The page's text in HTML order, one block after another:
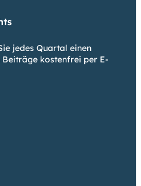
jedes Quartal einen
kostenfrei per E-